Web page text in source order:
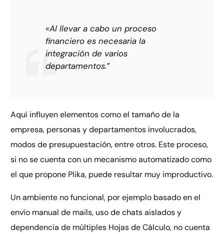
«Al llevar a cabo un proceso
financiero es necesaria la
integración de varios
departamentos.”
Aquí influyen elementos como el tamaño de la
empresa, personas y departamentos involucrados,
modos de presupuestación, entre otros. Este proceso,
si no se cuenta con un mecanismo automatizado como
el que propone Plika, puede resultar muy improductivo.
Un ambiente no funcional, por ejemplo basado en el
envío manual de mails, uso de chats aislados y
dependencia de múltiples Hojas de Cálculo, no cuenta